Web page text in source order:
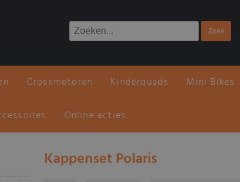
Crossmotoren Kinderquads Mini Bikes
Online acties
Kappenset Polaris